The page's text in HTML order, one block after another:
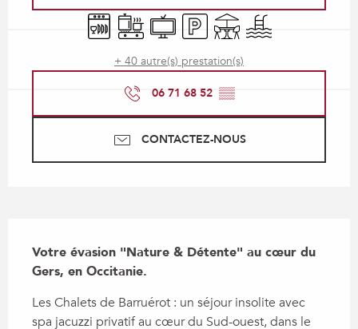
Lave vaisselle
Plaque de cuisson
TélévisionParkingTerrassePiscine
+ 40 autre(s) prestation(s)
06 71 68 52 ▒▒
CONTACTEZ-NOUS
Votre évasion "Nature & Détente" au cœur du
Gers, en Occitanie.
Les Chalets de Barruérot : un séjour insolite avec
spa jacuzzi privatif au cœur du Sud-ouest, dans le